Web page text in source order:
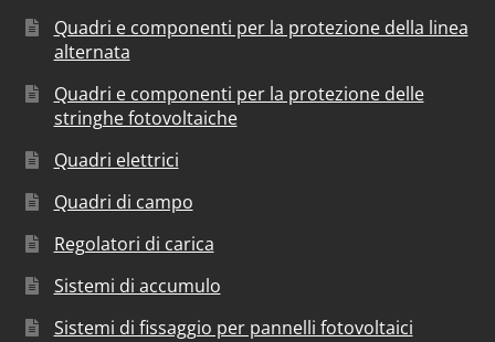
Quadri e componenti per la protezione della linea
alternata
Quadri e componenti per la protezione delle
stringhe fotovoltaiche
Quadri elettrici
Quadri di campo
Regolatori di carica
Sistemi di accumulo
Sistemi di fissaggio per pannelli fotovoltaici